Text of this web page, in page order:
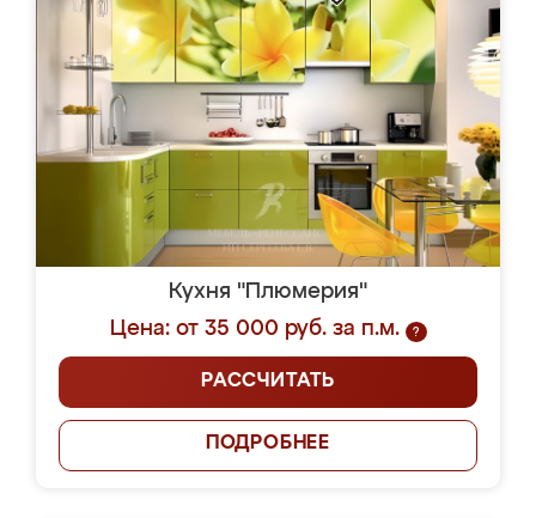
Кухня "Плюмерия"
Цена: от 35 000 руб. за п.м.
?
РАССЧИТАТЬ
ПОДРОБНЕЕ